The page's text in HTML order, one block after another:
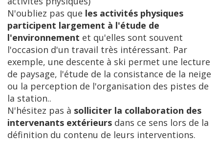
N'oubliez pas que les activités physiques
participent largement à l'étude de
l'environnement et qu'elles sont souvent
l'occasion d'un travail très intéressant. Par
exemple, une descente à ski permet une lecture
de paysage, l'étude de la consistance de la neige
ou la perception de l'organisation des pistes de
la station..
N'hésitez pas à solliciter la collaboration des
intervenants extérieurs dans ce sens lors de la
définition du contenu de leurs interventions.